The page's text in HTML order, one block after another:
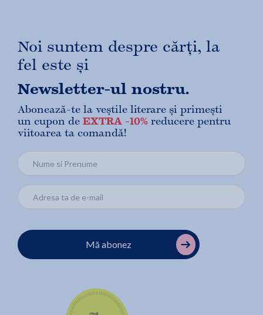
Noi suntem despre cărți, la
fel este și
Newsletter-ul nostru.
Abonează-te la veștile literare și primești
un cupon de EXTRA -10% reducere pentru
viitoarea ta comandă!
Mă abonez